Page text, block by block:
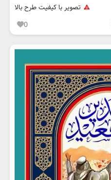
تصویر با کیفیت طرح بالا
0